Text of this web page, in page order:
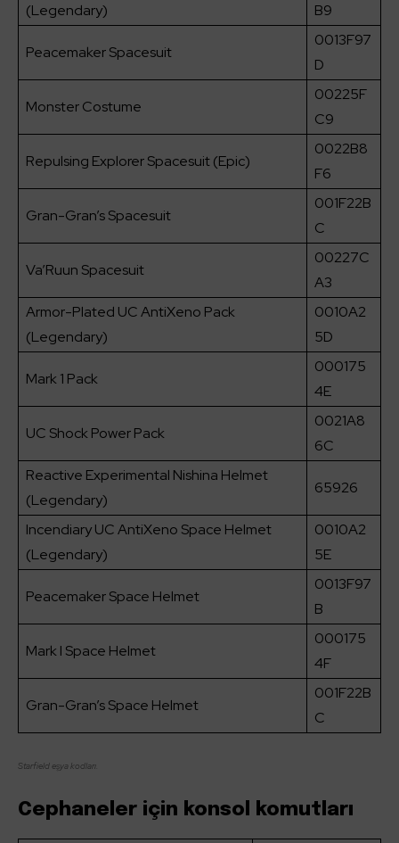
(Legendary)
B9
Peacemaker Spacesuit
0013F97
D
Monster Costume
00225F
C9
Repulsing Explorer Spacesuit (Epic)
0022B8
F6
Gran-Gran’s Spacesuit
001F22B
C
Va’Ruun Spacesuit
00227C
A3
Armor-Plated UC AntiXeno Pack
(Legendary)
0010A2
5D
Mark 1 Pack
000175
4E
UC Shock Power Pack
0021A8
6C
Reactive Experimental Nishina Helmet
(Legendary)
65926
Incendiary UC AntiXeno Space Helmet
(Legendary)
0010A2
5E
Peacemaker Space Helmet
0013F97
B
Mark I Space Helmet
000175
4F
Gran-Gran’s Space Helmet
001F22B
C
Starfield eşya kodları.
Cephaneler için konsol komutları